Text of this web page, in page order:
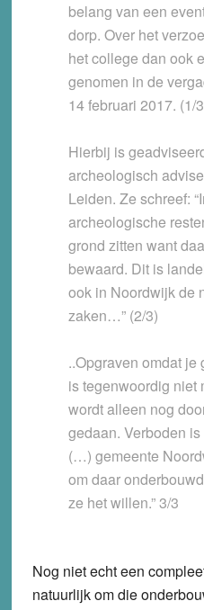
belang van een
dorp. Over het
het college dan ook
genomen in de
14 februari 2017. (1/
Hierbij is
archeologisch
Leiden. Ze schreef:
archeologische
grond zitten want
bewaard. Dit is
ook in Noordwijk de
zaken…” (2/3)
..Opgraven omdat
is tegenwoordig niet
wordt alleen nog
gedaan. Verboden
(…) gemeente
om daar
ze het willen.” 3/3
Nog niet echt een
natuurlijk om die